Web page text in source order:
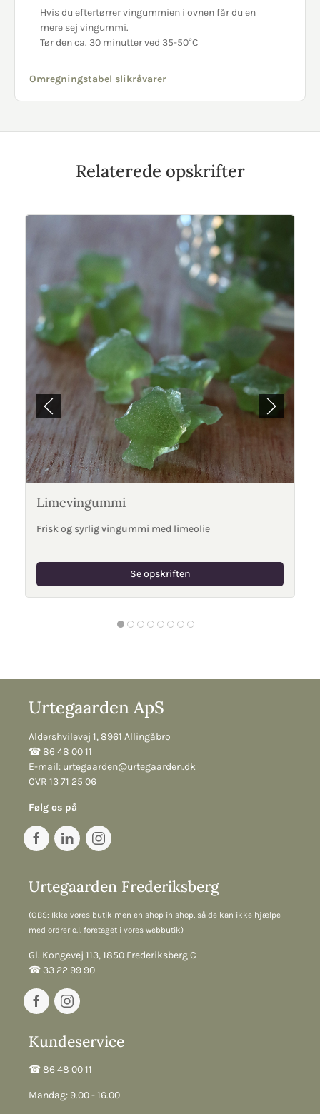
Hvis du eftertørrer vingummien i ovnen får du en
mere sej vingummi.
Tør den ca. 30 minutter ved 35-50°C
Omregningstabel slikråvarer
Relaterede opskrifter
Limevingummi
Frisk og syrlig vingummi med limeolie
Se opskriften
Urtegaarden ApS
Aldershvilevej 1, 8961 Allingåbro
☎︎ 86 48 00 11
E-mail: urtegaarden@urtegaarden.dk
CVR 13 71 25 06
Følg os på
Urtegaarden Frederiksberg
(OBS: Ikke vores butik men en shop in shop, så de kan ikke hjælpe
med ordrer o.l. foretaget i vores webbutik)
Gl. Kongevej 113, 1850 Frederiksberg C
☎︎ 33 22 99 90
Kundeservice
☎︎ 86 48 00 11
Mandag: 9.00 - 16.00